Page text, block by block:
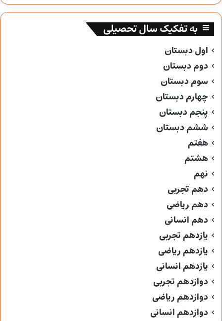
به تفکیک سال تحصیلی
اول دبستان
دوم دبستان
سوم دبستان
چهارم دبستان
پنجم دبستان
ششم دبستان
هفتم
هشتم
نهم
دهم تجربی
دهم ریاضی
دهم انسانی
یازدهم تجربی
یازدهم ریاضی
یازدهم انسانی
دوازدهم تجربی
دوازدهم ریاضی
دوازدهم انسانی